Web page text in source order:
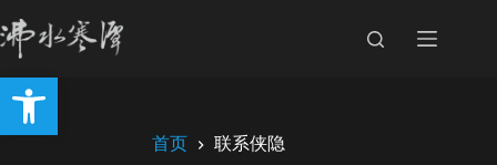
打开工具栏
至
容
首页 联系侠隐